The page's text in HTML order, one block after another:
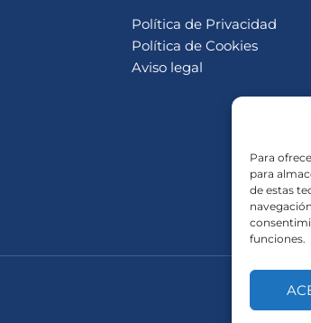
Para
para
de estas
funciones.
Política de Privacidad
Política de Cookies
Aviso legal